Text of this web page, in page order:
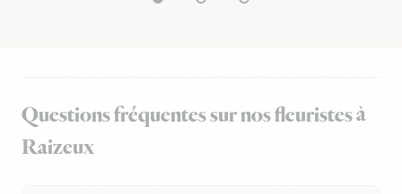
Questions fréquentes sur nos fleuristes à
Raizeux